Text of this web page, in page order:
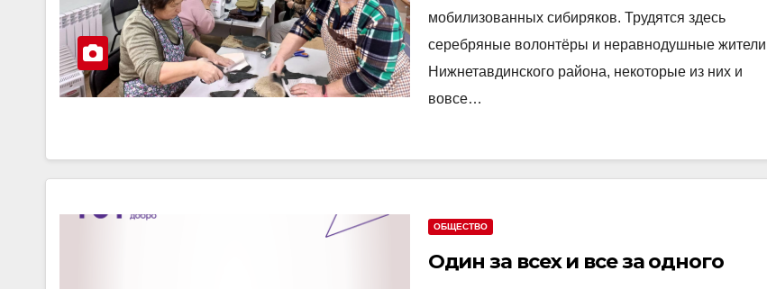
мобилизованных сибиряков. Трудятся здесь
серебряные волонтёры и неравнодушные жители
Нижнетавдинского района, некоторые из них и
вовсе…
ОБЩЕСТВО
Один за всех и все за одного